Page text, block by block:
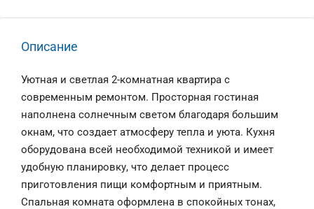
Описание
Уютная и светлая 2-комнатная квартира с
современным ремонтом. Просторная гостиная
наполнена солнечным светом благодаря большим
окнам, что создает атмосферу тепла и уюта. Кухня
оборудована всей необходимой техникой и имеет
удобную планировку, что делает процесс
приготовления пищи комфортным и приятным.
Спальная комната оформлена в спокойных тонах,